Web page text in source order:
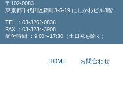
〒102-0083
東京都千代田区麹町3-5-19 にしかわビル3階
TEL ：03-3262-0836
FAX ：03-3234-3908
受付時間 ：9:00〜17:30（土日祝を除く）
HOME お問合わせ